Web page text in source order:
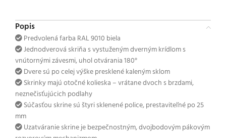
Popis
Predvolená farba RAL 9010 biela
Jednodverová skriňa s vystuženým dverným krídlom s
vnútornými závesmi, uhol otvárania 180°
Dvere sú po celej výške presklené kaleným sklom
Skrinky majú otočné kolieska – vrátane dvoch s brzdami,
neznečisťujúcich podlahy
Súčasťou skrine sú štyri sklenené police, prestaviteľné po 25
mm
Uzatváranie skrine je bezpečnostným, dvojbodovým pákovým